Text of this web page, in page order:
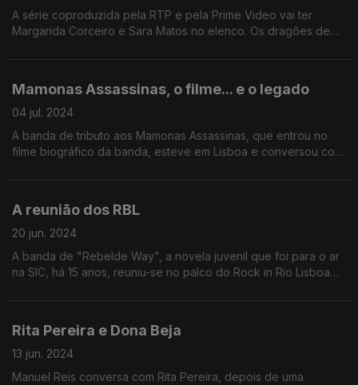
A série coproduzida pela RTP e pela Prime Video vai ter
Margarida Corceiro e Sara Matos no elenco. Os dragões de
Mamonas Assassinas, o filme... e o legado
04 jul. 2024
A banda de tributo aos Mamonas Assassinas, que entrou no
filme biográfico da banda, esteve em Lisboa e conversou com
A reunião dos RBL
20 jun. 2024
A banda de "Rebelde Way", a novela juvenil que foi para o ar
na SIC, há 15 anos, reuniu-se no palco do Rock in Rio Lisboa
Rita Pereira e Dona Beja
13 jun. 2024
Manuel Reis conversa com Rita Pereira, depois de uma